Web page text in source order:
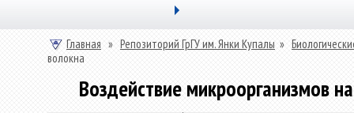
Главная » Репозиторий ГрГУ им. Янки Купалы »
волокна
Воздействие микроорганизмов